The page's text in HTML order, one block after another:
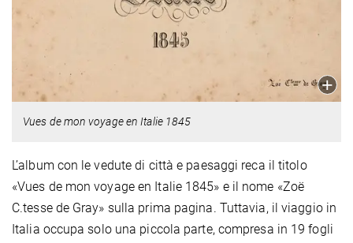
Vues de mon voyage en Italie 1845
L’album con le vedute di città e paesaggi reca il titolo
«Vues de mon voyage en Italie 1845» e il nome «Zoë
C.tesse de Gray» sulla prima pagina. Tuttavia, il viaggio in
Italia occupa solo una piccola parte, compresa in 19 fogli